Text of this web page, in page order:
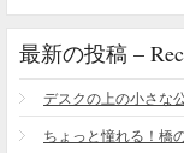
最新の投稿 –
デスクの上の小さな
ちょっと憧れる！橋